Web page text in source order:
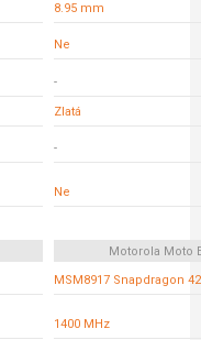
8.95 mm
Ne
-
Zlatá
-
Ne
Motorola Moto
MSM8917 Snapdragon
1400 MHz